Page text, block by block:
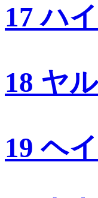
17 ハ
18 ヤ
19 ヘ